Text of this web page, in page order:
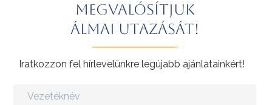
Megvalósítjuk
álmai utazását!
Iratkozzon fel hírlevelünkre legújabb ajánlatainkért!